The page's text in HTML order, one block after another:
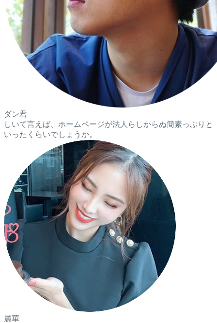
ダン君
しいて言えば、ホームページが法人らしからぬ簡素っぷりと
いったくらいでしょうか。
麗華